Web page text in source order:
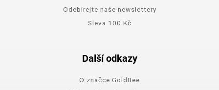
Odebírejte naše newslettery
Sleva 100 Kč
Další odkazy
O značce GoldBee